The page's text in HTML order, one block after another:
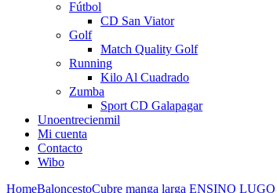
Fútbol
CD San Viator
Golf
Match Quality Golf
Running
Kilo Al Cuadrado
Zumba
Sport CD Galapagar
Unoentrecienmil
Mi cuenta
Contacto
Wibo
HomeBaloncestoCubre manga larga ENSINO LUGO